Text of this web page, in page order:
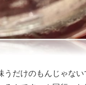
うだけのもんじゃない